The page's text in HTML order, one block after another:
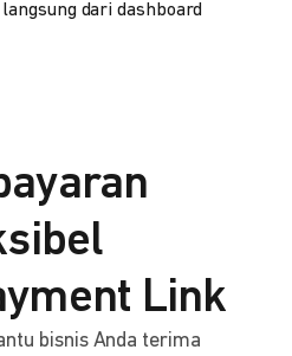
dari dashboard
Link
bisnis Anda terima